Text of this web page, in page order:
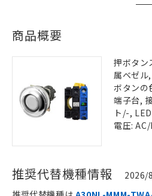
商品概要
押ボタン
属ベゼル
ボタンの
端子台,
ト/-,
電圧:
推奨代替機種情報 2026/